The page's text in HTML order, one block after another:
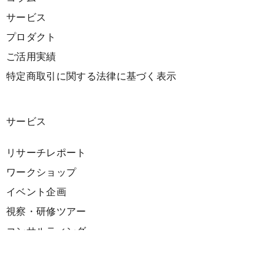
サービス
プロダクト
ご活用実績
特定商取引に関する法律に基づく表示
サービス
リサーチレポート
ワークショップ
イベント企画
視察・研修ツアー
コンサルティング